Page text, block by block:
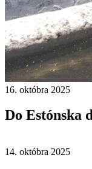
16. októbra 2025
Do Estónska
14. októbra 2025